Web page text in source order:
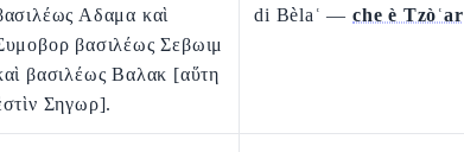
Αδαμα καὶ
βασιλέως Σεβωιμ
βασιλέως Βαλακ [αὕτη
Σηγωρ].
di Bèlaʿ —che è Tzòʿar